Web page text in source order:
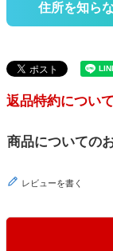
住所を知ら
返品特約について
商品についての
レビューを書く